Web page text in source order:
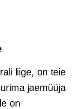
liige, on teie
jaemüüja
on